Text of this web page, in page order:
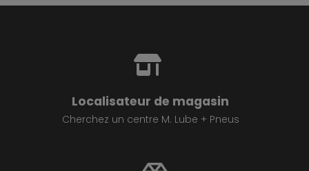
Localisateur de magasin
Cherchez un centre M. Lube + Pneus